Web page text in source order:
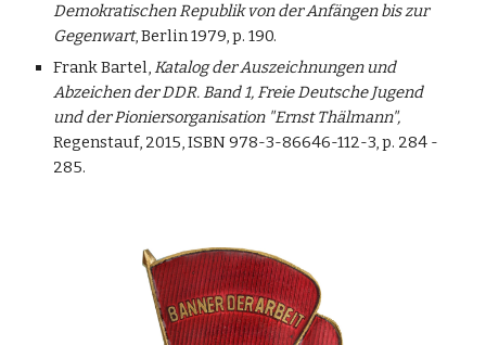
Demokratischen Republik von der Anfängen bis zur
Gegenwart, Berlin 1979, p. 190.
Frank Bartel,Katalog der Auszeichnungen und
Abzeichen der DDR. Band 1, Freie Deutsche Jugend
und der Pioniersorganisation "Ernst Thälmann",
Regenstauf, 2015, ISBN 978-3-86646-112-3, p. 284 -
285.